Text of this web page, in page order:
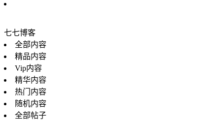
七七博客
全部内容
精品内容
Vip内容
精华内容
热门内容
随机内容
全部帖子